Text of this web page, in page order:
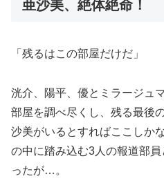
亜沙美、絶体絶命！
「残るはこの部屋だけだ」
洸介、陽平、優とミラージュ
部屋を調べ尽くし、残る最後
沙美がいるとすればここしか
の中に踏み込む3人の報道部
ったが…。